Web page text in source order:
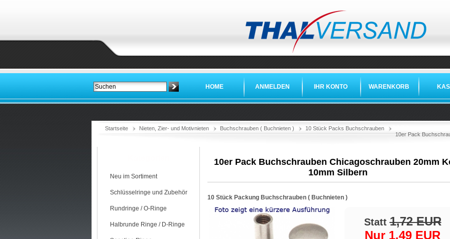
HOME ANMELDEN IHR KONTO WARENKORB
Startseite Nieten, Zier- und Motivnieten Buchschrauben ( Buchnieten ) 10 Stück Packs Buchschrauben
10er Pack
Neu im Sortiment
Schlüsselringe und Zubehör
Rundringe / O-Ringe
Halbrunde Ringe / D-Ringe
10er Pack Buchschrauben Chicagoschrauben 20mm
10mm Silbern
10 Stück Packung Buchschrauben ( Buchnieten )
Statt1,72 EUR
Nur 1,49 EUR